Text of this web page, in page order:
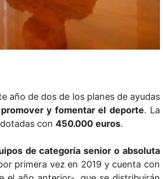
año de dos de los planes de ayudas
promover y fomentar el deporte. La
con 450.000 euros.
de categoría senior o absoluta
primera vez en 2019 y cuenta con